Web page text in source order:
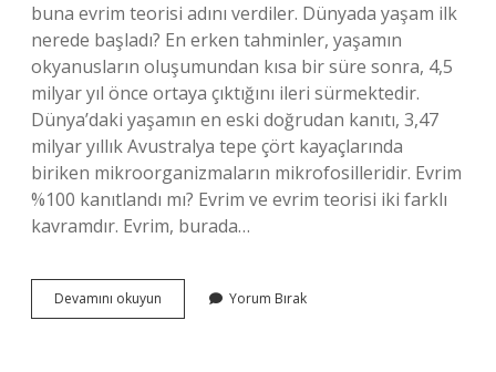
buna evrim teorisi adını verdiler. Dünyada yaşam ilk
nerede başladı? En erken tahminler, yaşamın
okyanusların oluşumundan kısa bir süre sonra, 4,5
milyar yıl önce ortaya çıktığını ileri sürmektedir.
Dünya’daki yaşamın en eski doğrudan kanıtı, 3,47
milyar yıllık Avustralya tepe çört kayaçlarında
biriken mikroorganizmaların mikrofosilleridir. Evrim
%100 kanıtlandı mı? Evrim ve evrim teorisi iki farklı
kavramdır. Evrim, burada…
Devamını okuyun
Nerede
Yorum Bırak